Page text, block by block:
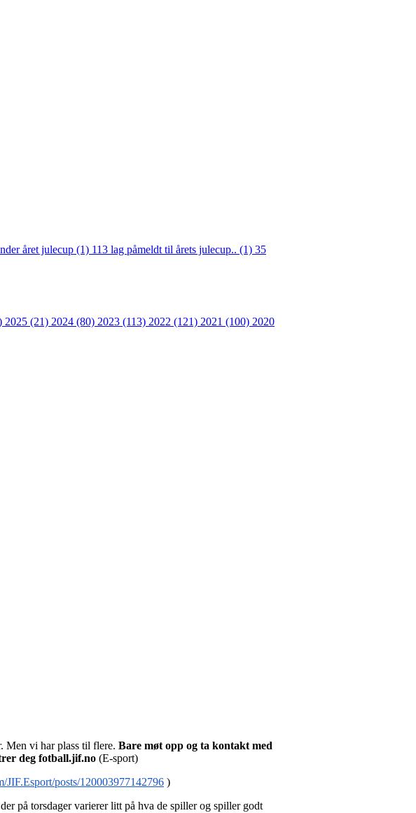
året julecup (1) 113 lag påmeldt til årets julecup.. (1) 35
2025 (21) 2024 (80) 2023 (113) 2022 (121) 2021 (100) 2020
Men vi har plass til flere. Bare møt opp og ta kontakt med
deg fotball.jif.no (E-sport)
JIF.Esport/posts/120003977142796 )
på torsdager varierer litt på hva de spiller og spiller godt